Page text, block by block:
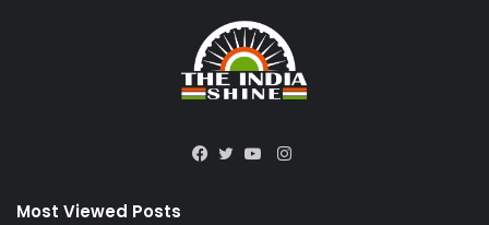
Instagram
Most Viewed Posts